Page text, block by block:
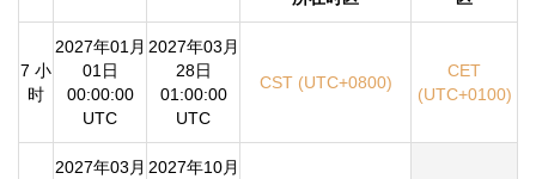
7 小
时
2027年01月
01日
00:00:00
UTC
2027年03月
28日
01:00:00
UTC
CST (UTC+0800)
CET
(UTC+0100)
2027年03月 2027年10月